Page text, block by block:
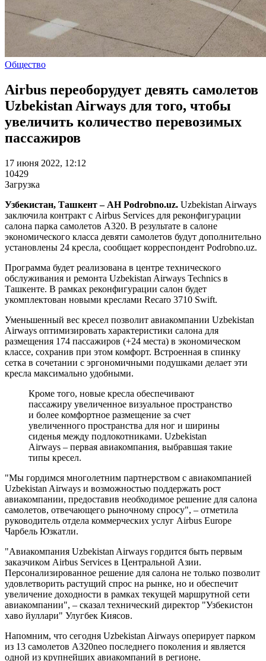
Общество
Airbus переоборудует девять самолетов
Uzbekistan Airways для того, чтобы
увеличить количество перевозимых
пассажиров
17 июня 2022, 12:12
10429
Загрузка
Узбекистан, Ташкент – АН Podrobno.uz. Uzbekistan Airways
заключила контракт с Airbus Services для реконфигурации
салона парка самолетов A320. В результате в салоне
экономического класса девяти самолетов будут дополнительно
установлены 24 кресла, сообщает корреспондент Podrobno.uz.
Программа будет реализована в центре технического
обслуживания и ремонта Uzbekistan Airways Technics в
Ташкенте. В рамках реконфигурации салон будет
укомплектован новыми креслами Recaro 3710 Swift.
Уменьшенный вес кресел позволит авиакомпании Uzbekistan
Airways оптимизировать характеристики салона для
размещения 174 пассажиров (+24 места) в экономическом
классе, сохранив при этом комфорт. Встроенная в спинку
сетка в сочетании с эргономичными подушками делает эти
кресла максимально удобными.
Кроме того, новые кресла обеспечивают
пассажиру увеличенное визуальное пространство
и более комфортное размещение за счет
увеличенного пространства для ног и ширины
сиденья между подлокотниками. Uzbekistan
Airways – первая авиакомпания, выбравшая такие
типы кресел.
"Мы гордимся многолетним партнерством с авиакомпанией
Uzbekistan Airways и возможностью поддержать рост
авиакомпании, предоставив необходимое решение для салона
самолетов, отвечающего рыночному спросу", – отметила
руководитель отдела коммерческих услуг Airbus Europe
Чарбель Юзкатли.
"Авиакомпания Uzbekistan Airways гордится быть первым
заказчиком Airbus Services в Центральной Азии.
Персонализированное решение для салона не только позволит
удовлетворить растущий спрос на рынке, но и обеспечит
увеличение доходности в рамках текущей маршрутной сети
авиакомпании", – сказал технический директор "Узбекистон
хаво йуллари" Улугбек Киясов.
Напомним, что сегодня Uzbekistan Airways оперирует парком
из 13 самолетов A320neo последнего поколения и является
одной из крупнейших авиакомпаний в регионе.